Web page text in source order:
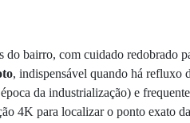
do bairro, com cuidado redobrado
, indispensável quando há refluxo
da industrialização) e
4K para localizar o ponto exato